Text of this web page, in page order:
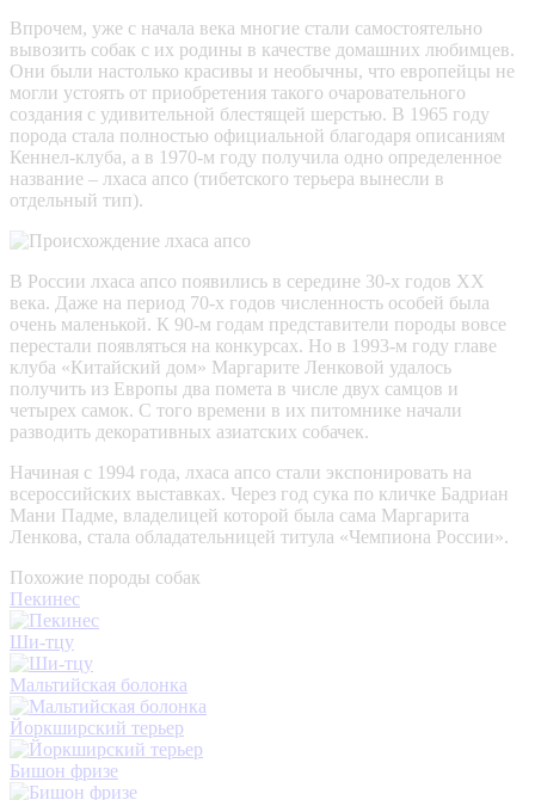
Впрочем, уже с начала века многие стали самостоятельно
вывозить собак с их родины в качестве домашних любимцев.
Они были настолько красивы и необычны, что европейцы не
могли устоять от приобретения такого очаровательного
создания с удивительной блестящей шерстью. В 1965 году
порода стала полностью официальной благодаря описаниям
Кеннел-клуба, а в 1970-м году получила одно определенное
название – лхаса апсо (тибетского терьера вынесли в
отдельный тип).
В России лхаса апсо появились в середине 30-х годов XX
века. Даже на период 70-х годов численность особей была
очень маленькой. К 90-м годам представители породы вовсе
перестали появляться на конкурсах. Но в 1993-м году главе
клуба «Китайский дом» Маргарите Ленковой удалось
получить из Европы два помета в числе двух самцов и
четырех самок. С того времени в их питомнике начали
разводить декоративных азиатских собачек.
Начиная с 1994 года, лхаса апсо стали экспонировать на
всероссийских выставках. Через год сука по кличке Бадриан
Мани Падме, владелицей которой была сама Маргарита
Ленкова, стала обладательницей титула «Чемпиона России».
Похожие породы собак
Пекинес
Ши-тцу
Мальтийская болонка
Йоркширский терьер
Бишон фризе